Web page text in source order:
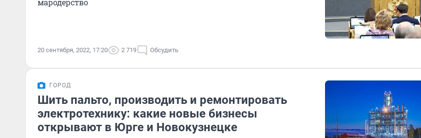
мародерство
20 сентября, 2022, 17:20 2 719 Обсудить
ГОРОД
Шить пальто, производить и ремонтировать
электротехнику: какие новые бизнесы
открывают в Юрге и Новокузнецке